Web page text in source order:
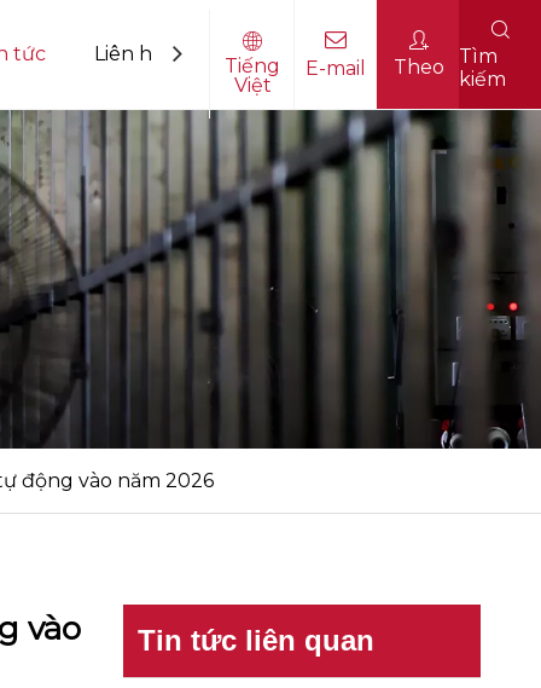
tức Liên hệ với chúng tôi
Tiếng
Việt
E-mail Theo
Tìm
kiếm
động vào năm 2026
vào
Tin tức liên quan